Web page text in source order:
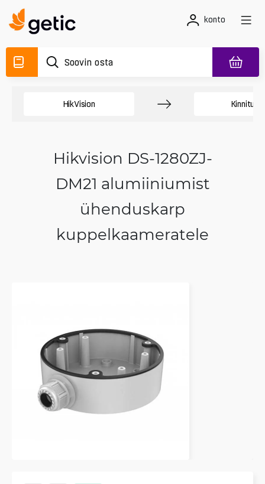
konto
HikVision
Hikvision DS-1280ZJ-
DM21 alumiiniumist
ühenduskarp
kuppelkaameratele